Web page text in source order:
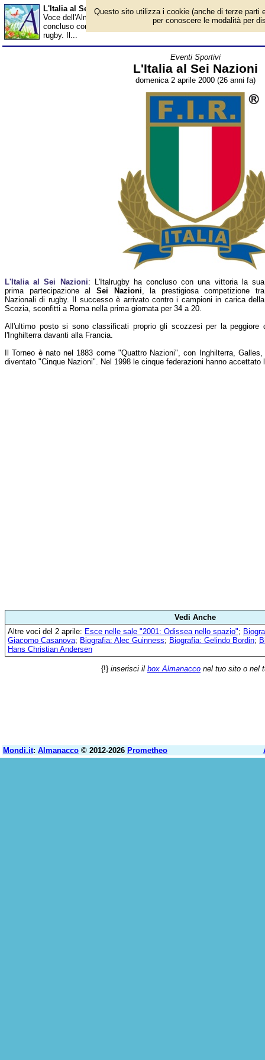
L'Italia al Sei Nazioni - Almanacco
Voce dell'Almanacco del 2 aprile, per la rubrica 'Eventi
concluso con una vittoria la sua prima partecipazione al Sei
rugby. Il...
Eventi Sportivi
L'Italia al Sei Nazioni
domenica 2 aprile 2000 (26 anni fa)
L'Italia al Sei Nazioni: L'Italrugby ha concluso con una vittoria la sua
prima partecipazione al Sei Nazioni, la prestigiosa competizione tra
Nazionali di rugby. Il successo è arrivato contro i campioni in carica della
Scozia, sconfitti a Roma nella prima giornata per 34 a 20.
All'ultimo posto si sono classificati proprio gli scozzesi per la peggiore
l'Inghilterra davanti alla Francia.
Il Torneo è nato nel 1883 come "Quattro Nazioni", con Inghilterra,
diventato "Cinque Nazioni". Nel 1998 le cinque federazioni hanno accettato
Vedi Anche
Altre voci del 2 aprile: Esce nelle sale "2001: Odissea nello spazio";
Giacomo Casanova; Biografia: Alec Guinness; Biografia: Gelindo Bordin;
Hans Christian Andersen
{!} inserisci il box Almanacco nel tuo sito o nel
Mondi.it: Almanacco © 2012-2026 Prometheo
Questo sito utilizza i cookie (anche di terze parti
per conoscere le modalità per